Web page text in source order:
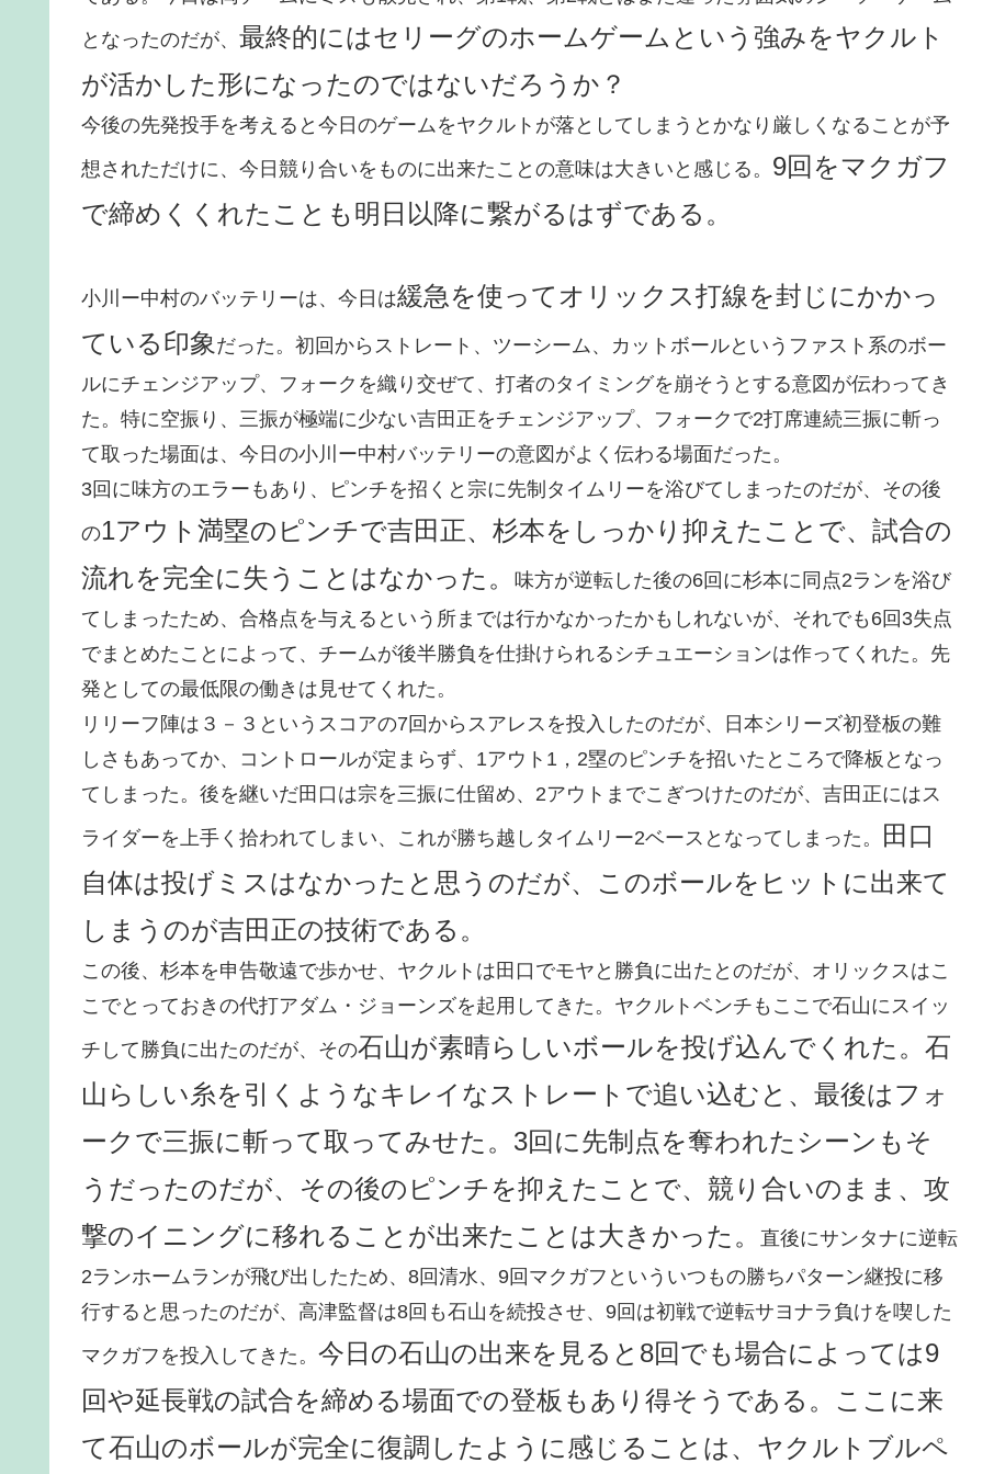
となったのだが、 最終的にはセリーグのホームゲームという強みをヤクルト
が活かした形になったのではないだろうか？
今後の先発投手を考えると今日のゲームをヤクルトが落としてしまうとかなり厳しくなることが予
想されただけに、今日競り合いをものに出来たことの意味は大きいと感じる。 9回をマクガフ
で締めくくれたことも明日以降に繋がるはずである。
小川ー中村のバッテリーは、今日は緩急を使ってオリックス打線を封じにかかっ
ている印象 だった。初回からストレート、ツーシーム、カットボールというファスト系のボー
ルにチェンジアップ、フォークを織り交ぜて、打者のタイミングを崩そうとする意図が伝わってき
た。特に空振り、三振が極端に少ない吉田正をチェンジアップ、フォークで2打席連続三振に斬っ
て取った場面は、今日の小川ー中村バッテリーの意図がよく伝わる場面だった。
3回に味方のエラーもあり、ピンチを招くと宗に先制タイムリーを浴びてしまったのだが、その後
の1アウト満塁のピンチで吉田正、杉本をしっかり抑えたことで、試合の
流れを完全に失うことはなかった。
味方が逆転した後の6回に杉本に同点2ランを浴び
てしまったため、合格点を与えるという所までは行かなかったかもしれないが、それでも6回3失点
でまとめたことによって、チームが後半勝負を仕掛けられるシチュエーションは作ってくれた。先
発としての最低限の働きは見せてくれた。
リリーフ陣は３－３というスコアの7回からスアレスを投入したのだが、日本シリーズ初登板の難
しさもあってか、コントロールが定まらず、1アウト1，2塁のピンチを招いたところで降板となっ
てしまった。後を継いだ田口は宗を三振に仕留め、2アウトまでこぎつけたのだが、吉田正にはス
ライダーを上手く拾われてしまい、これが勝ち越しタイムリー2ベースとなってしまった。 田口
自体は投げミスはなかったと思うのだが、このボールをヒットに出来て
しまうのが吉田正の技術である。
この後、杉本を申告敬遠で歩かせ、ヤクルトは田口でモヤと勝負に出たとのだが、オリックスはこ
こでとっておきの代打アダム・ジョーンズを起用してきた。ヤクルトベンチもここで石山にスイッ
チして勝負に出たのだが、その石山が素晴らしいボールを投げ込んでくれた。石
山らしい糸を引くようなキレイなストレートで追い込むと、最後はフォ
ークで三振に斬って取ってみせた。3回に先制点を奪われたシーンもそ
うだったのだが、その後のピンチを抑えたことで、競り合いのまま、攻
撃のイニングに移れることが出来たことは大きかった。
直後にサンタナに逆転
2ランホームランが飛び出したため、8回清水、9回マクガフといういつもの勝ちパターン継投に移
行すると思ったのだが、高津監督は8回も石山を続投させ、9回は初戦で逆転サヨナラ負けを喫した
マクガフを投入してきた。 今日の石山の出来を見ると8回でも場合によっては9
回や延長戦の試合を締める場面での登板もあり得そうである。ここに来
て石山のボールが完全に復調したように感じることは、ヤクルトブルペ